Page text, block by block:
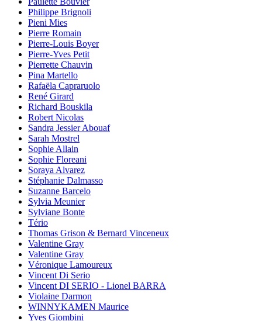
Philippe Brignoli
Pieni Mies
Pierre Romain
Pierre-Louis Boyer
Pierre-Yves Petit
Pierrette Chauvin
Pina Martello
Rafaëla Capraruolo
René Girard
Richard Bouskila
Robert Nicolas
Sandra Jessier Abouaf
Sarah Mostrel
Sophie Allain
Sophie Floreani
Soraya Alvarez
Stéphanie Dalmasso
Suzanne Barcelo
Sylvia Meunier
Sylviane Bonte
Tério
Thomas Grison & Bernard Vinceneux
Valentine Gray
Valentine Gray
Véronique Lamoureux
Vincent Di Serio
Vincent DI SERIO - Lionel BARRA
Violaine Darmon
WINNYKAMEN Maurice
Yves Giombini